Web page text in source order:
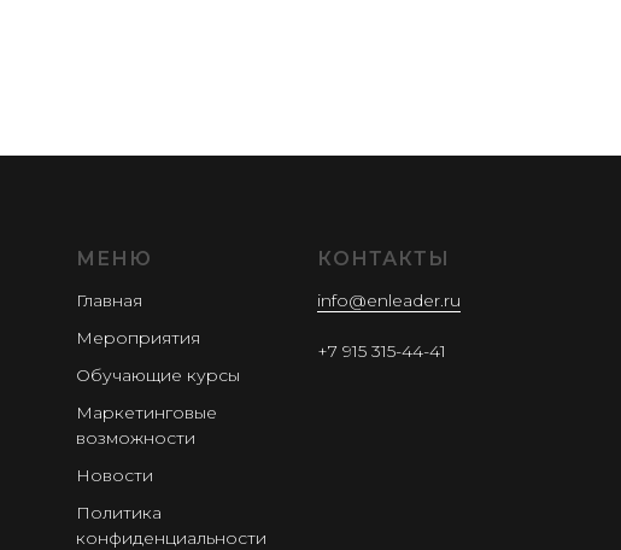
МЕНЮ
Главная
Мероприятия
Обучающие курсы
Маркетинговые
возможности
Новости
Политика
конфиденциальности
КОНТАКТЫ
info@enleader.ru
+7 915 315-44-41